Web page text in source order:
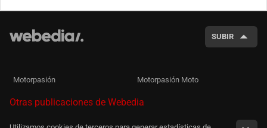
SUBIR
Motorpasión Motorpasión Moto
Otras publicaciones de Webedia